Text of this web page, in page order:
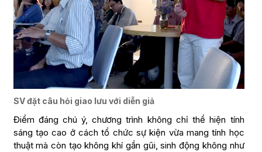
SV đặt câu hỏi giao lưu với diễn giả
Điểm đáng chú ý, chương trình không chỉ thể hiện tính
sáng tạo cao ở cách tổ chức sự kiện vừa mang tính học
thuật mà còn tạo không khí gần gũi, sinh động không như